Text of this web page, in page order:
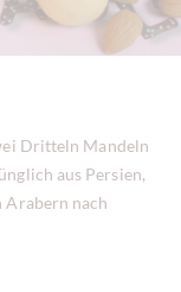
Dritteln Mandeln
aus Persien,
Arabern nach